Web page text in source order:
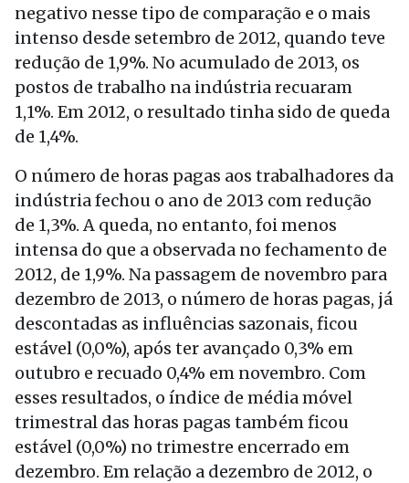
negativo nesse tipo de comparação e o mais
intenso desde setembro de 2012, quando teve
redução de 1,9%. No acumulado de 2013, os
postos de trabalho na indústria recuaram
1,1%. Em 2012, o resultado tinha sido de queda
de 1,4%.
O número de horas pagas aos trabalhadores da
indústria fechou o ano de 2013 com redução
de 1,3%. A queda, no entanto, foi menos
intensa do que a observada no fechamento de
2012, de 1,9%. Na passagem de novembro para
dezembro de 2013, o número de horas pagas, já
descontadas as influências sazonais, ficou
estável (0,0%), após ter avançado 0,3% em
outubro e recuado 0,4% em novembro. Com
esses resultados, o índice de média móvel
trimestral das horas pagas também ficou
estável (0,0%) no trimestre encerrado em
dezembro. Em relação a dezembro de 2012, o